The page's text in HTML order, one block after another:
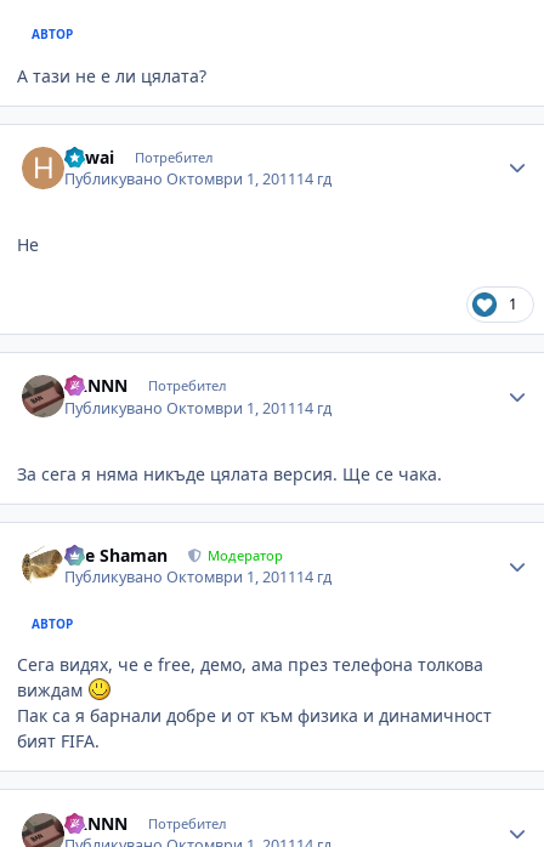
АВТОР
А тази не е ли цялата?
hawai Потребител
ПубликуваноОктомври 1, 201114 гд
Не
1
BANNN Потребител
ПубликуваноОктомври 1, 201114 гд
За сега я няма никъде цялата версия. Ще се чака.
The Shaman Модератор
ПубликуваноОктомври 1, 201114 гд
АВТОР
Сега видях, че е free, демо, ама през телефона толкова
виждам
Пак са я барнали добре и от към физика и динамичност
бият FIFA.
BANNN Потребител